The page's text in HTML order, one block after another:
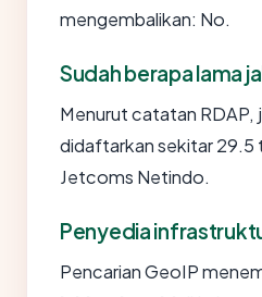
mengembalikan: No.
Sudah berapa lama
Menurut catatan RDAP,
didaftarkan sekitar 29.5
Jetcoms Netindo.
Penyedia
Pencarian GeoIP